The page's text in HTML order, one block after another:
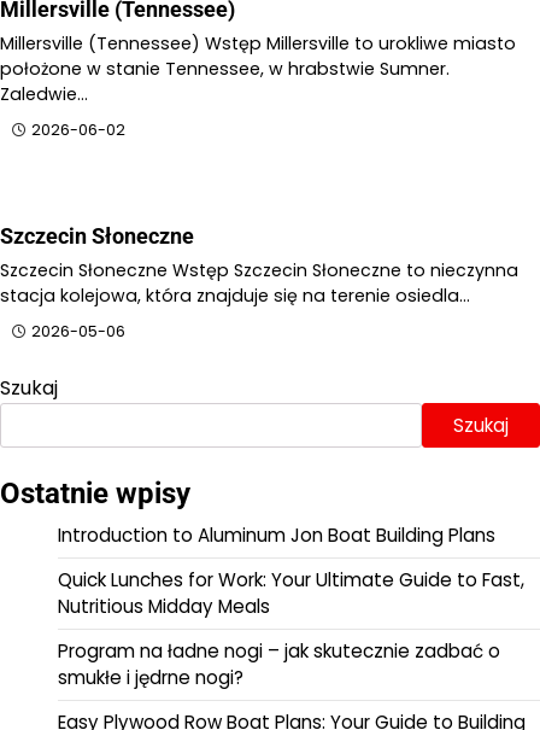
Millersville (Tennessee)
Millersville (Tennessee) Wstęp Millersville to urokliwe miasto
położone w stanie Tennessee, w hrabstwie Sumner.
Zaledwie…
2026-06-02
Szczecin Słoneczne
Szczecin Słoneczne Wstęp Szczecin Słoneczne to nieczynna
stacja kolejowa, która znajduje się na terenie osiedla…
2026-05-06
Szukaj
Szukaj
Ostatnie wpisy
Introduction to Aluminum Jon Boat Building Plans
Quick Lunches for Work: Your Ultimate Guide to Fast,
Nutritious Midday Meals
Program na ładne nogi – jak skutecznie zadbać o
smukłe i jędrne nogi?
Easy Plywood Row Boat Plans: Your Guide to Building